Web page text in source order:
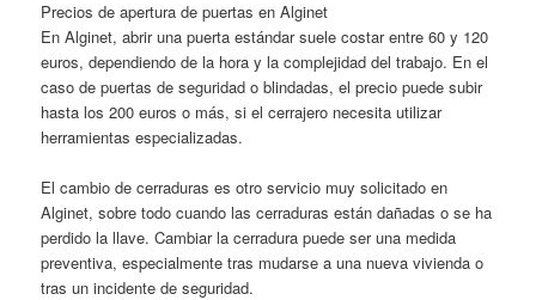
Precios de apertura de puertas en Alginet
En Alginet, abrir una puerta estándar suele costar entre 60 y 120
euros, dependiendo de la hora y la complejidad del trabajo. En el
caso de puertas de seguridad o blindadas, el precio puede subir
hasta los 200 euros o más, si el cerrajero necesita utilizar
herramientas especializadas.
El cambio de cerraduras es otro servicio muy solicitado en
Alginet, sobre todo cuando las cerraduras están dañadas o se ha
perdido la llave. Cambiar la cerradura puede ser una medida
preventiva, especialmente tras mudarse a una nueva vivienda o
tras un incidente de seguridad.